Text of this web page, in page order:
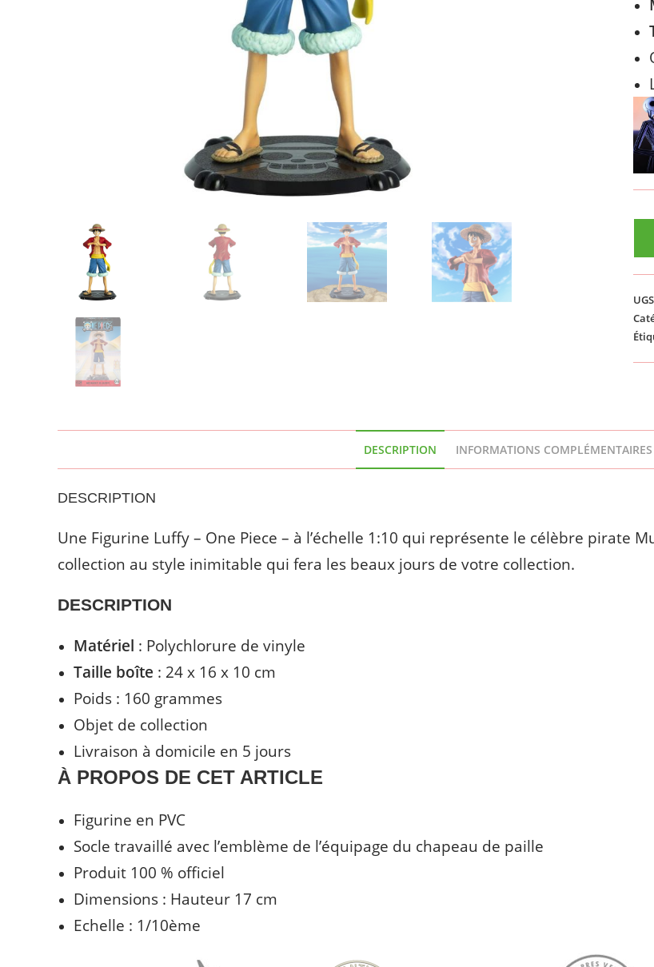
DESCRIPTION INFORMATIONS COMPLÉMENTAIRES
DESCRIPTION
Une Figurine Luffy – One Piece – à l’échelle 1:10 qui représente le célèbre pirate
collection au style inimitable qui fera les beaux jours de votre collection.
DESCRIPTION
Matériel : Polychlorure de vinyle
Taille boîte : ‎24 x 16 x 10 cm
Poids : 160 grammes
Objet de collection
Livraison à domicile en 5 jours
À PROPOS DE CET ARTICLE
Figurine en PVC
Socle travaillé avec l’emblème de l’équipage du chapeau de paille
Produit 100 % officiel
Dimensions : Hauteur 17 cm
Echelle : 1/10ème